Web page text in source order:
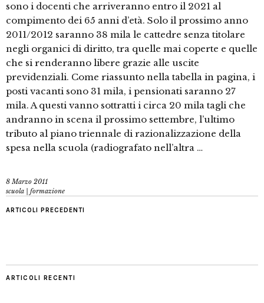
sono i docenti che arriveranno entro il 2021 al
compimento dei 65 anni d’età. Solo il prossimo anno
2011/2012 saranno 38 mila le cattedre senza titolare
negli organici di diritto, tra quelle mai coperte e quelle
che si renderanno libere grazie alle uscite
previdenziali. Come riassunto nella tabella in pagina, i
posti vacanti sono 31 mila, i pensionati saranno 27
mila. A questi vanno sottratti i circa 20 mila tagli che
andranno in scena il prossimo settembre, l’ultimo
tributo al piano triennale di razionalizzazione della
spesa nella scuola (radiografato nell’altra …
8 Marzo 2011
scuola | formazione
ARTICOLI PRECEDENTI
ARTICOLI RECENTI